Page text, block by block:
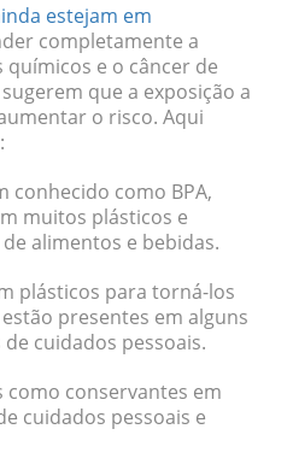
estejam em
completamente a
e o câncer de
que a exposição a
o risco. Aqui
conhecido como BPA,
muitos plásticos e
alimentos e bebidas.
plásticos para torná-los
presentes em alguns
cuidados pessoais.
como conservantes em
cuidados pessoais e